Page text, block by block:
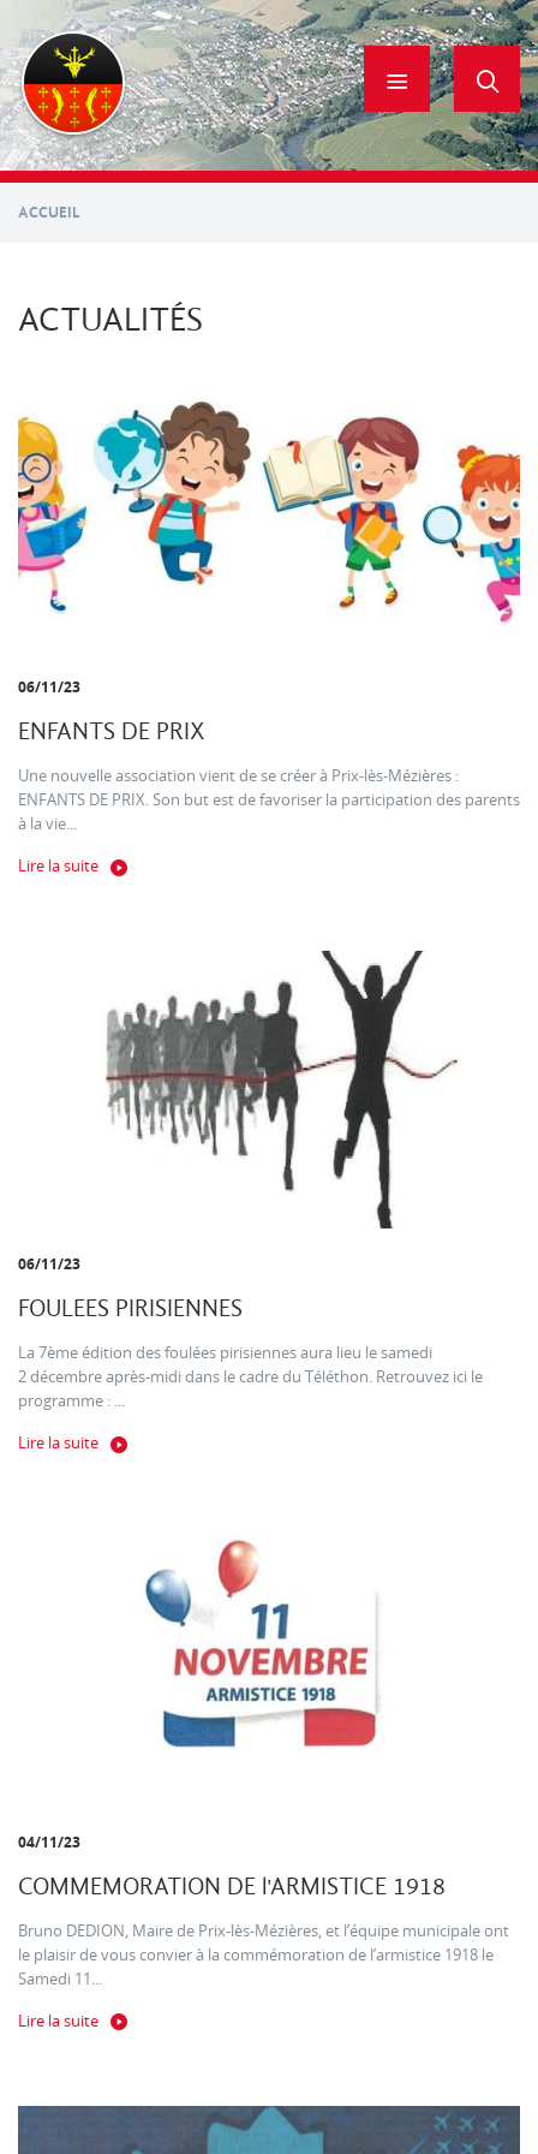
contenu
principal
ACCUEIL
ACTUALITÉS
06/11/23
ENFANTS DE PRIX
Une nouvelle association vient de se créer à Prix-lès-Mézières :
ENFANTS DE PRIX. Son but est de favoriser la participation des parents
à la vie...
Lire la suite
06/11/23
FOULEES PIRISIENNES
La 7ème édition des foulées pirisiennes aura lieu le samedi
2 décembre après-midi dans le cadre du Téléthon. Retrouvez ici le
programme : ...
Lire la suite
04/11/23
COMMEMORATION DE l'ARMISTICE 1918
Bruno DEDION, Maire de Prix-lès-Mézières, et l’équipe municipale ont
le plaisir de vous convier à la commémoration de l’armistice 1918 le
Samedi 11...
Lire la suite